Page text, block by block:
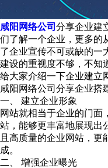
咸阳网络公司 分享企业建
们了解一个企业，更多的
了企业宣传不可或缺的一
建设的重视度不够，不知
给大家介绍一下企业建立
咸阳网络公司分享企业搭
一、 建立企业形象
网站就相当于企业的门面
站，能够更丰富地展现出
且高质量的企业网站，更
成。
二、 增强企业曝光